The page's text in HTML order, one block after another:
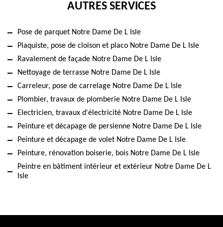
AUTRES SERVICES
Pose de parquet Notre Dame De L Isle
Plaquiste, pose de cloison et placo Notre Dame De L Isle
Ravalement de façade Notre Dame De L Isle
Nettoyage de terrasse Notre Dame De L Isle
Carreleur, pose de carrelage Notre Dame De L Isle
Plombier, travaux de plomberie Notre Dame De L Isle
Electricien, travaux d'électricité Notre Dame De L Isle
Peinture et décapage de persienne Notre Dame De L Isle
Peinture et décapage de volet Notre Dame De L Isle
Peinture, rénovation boiserie, bois Notre Dame De L Isle
Peintre en bâtiment intérieur et extérieur Notre Dame De L
Isle